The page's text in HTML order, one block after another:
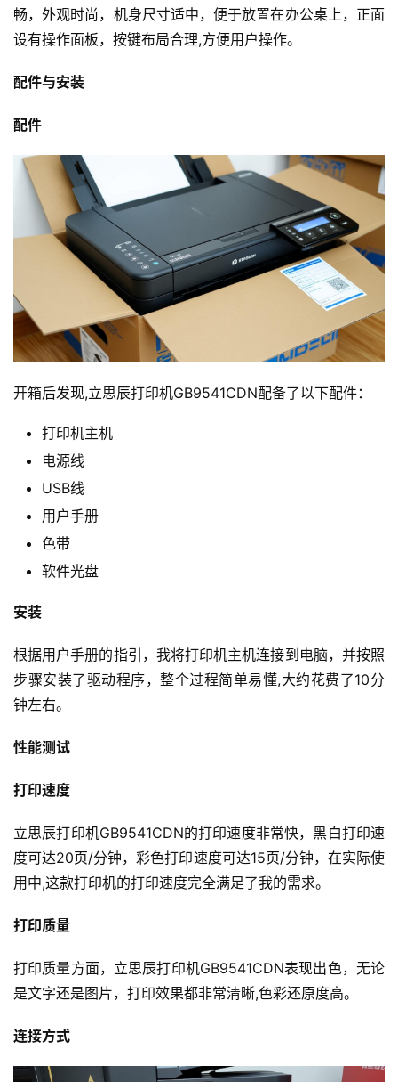
首
产
畅，外观时尚，机身尺寸适中，便于放置在办公桌上，正面
设有操作面板，按键布局合理,方便用户操作。
配件与安装
配件
开箱后发现,立思辰打印机GB9541CDN配备了以下配件：
打印机主机
电源线
USB线
用户手册
色带
软件光盘
安装
根据用户手册的指引，我将打印机主机连接到电脑，并按照
步骤安装了驱动程序，整个过程简单易懂,大约花费了10分
钟左右。
性能测试
打印速度
立思辰打印机GB9541CDN的打印速度非常快，黑白打印速
度可达20页/分钟，彩色打印速度可达15页/分钟，在实际使
用中,这款打印机的打印速度完全满足了我的需求。
打印质量
打印质量方面，立思辰打印机GB9541CDN表现出色，无论
是文字还是图片，打印效果都非常清晰,色彩还原度高。
连接方式